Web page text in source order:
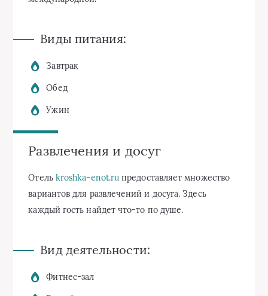
Виды питания:
Завтрак
Обед
Ужин
Развлечения и досуг
Отель kroshka-enot.ru предоставляет множество
вариантов для развлечений и досуга. Здесь
каждый гость найдет что-то по душе.
Вид деятельности:
Фитнес-зал